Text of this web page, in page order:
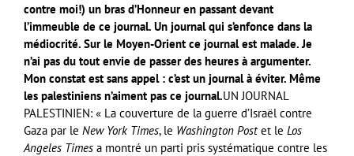
contre moi!) un bras d’Honneur en passant devant
l’immeuble de ce journal. Un journal qui s’enfonce dans la
médiocrité. Sur le Moyen-Orient ce journal est malade. Je
n’ai pas du tout envie de passer des heures à argumenter.
Mon constat est sans appel : c’est un journal à éviter. Même
les palestiniens n’aiment pas ce journal.UN JOURNAL
PALESTINIEN: « La couverture de la guerre d’Israël contre
Gaza par le New York Times, le Washington Postet le Los
Angeles Times a montré un parti pris systématique contre les